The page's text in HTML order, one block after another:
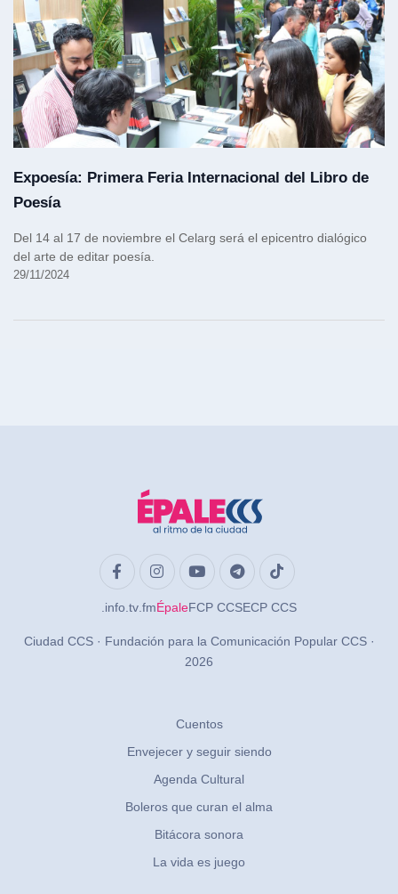
Expoesía: Primera Feria Internacional del Libro de
Poesía
Del 14 al 17 de noviembre el Celarg será el epicentro dialógico
del arte de editar poesía.
29/11/2024
.info .tv .fmÉpaleFCP CCSECP CCS
Ciudad CCS · Fundación para la Comunicación Popular CCS ·
2026
Cuentos
Envejecer y seguir siendo
Agenda Cultural
Boleros que curan el alma
Bitácora sonora
La vida es juego